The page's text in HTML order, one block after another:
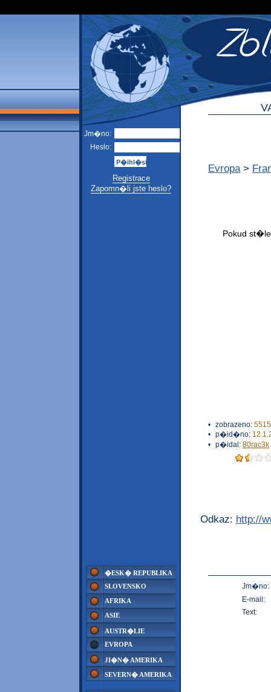
Jm�no:
Heslo:
Registrace
Zapomn�li jste heslo?
�ESK� REPUBLIKA
SLOVENSKO
AFRIKA
ASIE
AUSTR�LIE
EVROPA
JI�N� AMERIKA
SEVERN� AMERIKA
Evropa >
• zobrazeno:
• p�id�no:
• p�idal: 80rac3k
Odkaz: http://
Jm�no:
E-mail:
Text: